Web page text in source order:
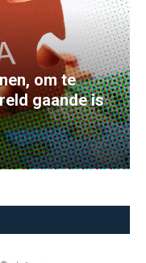
om te
gaande is